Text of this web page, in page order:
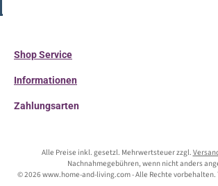
Shop Service
Informationen
Zahlungsarten
Alle Preise inkl. gesetzl. Mehrwertsteuer zzgl.
Nachnahmegebühren, wenn nicht anders
© 2026 www.home-and-living.com - Alle Rechte vorbehalten.